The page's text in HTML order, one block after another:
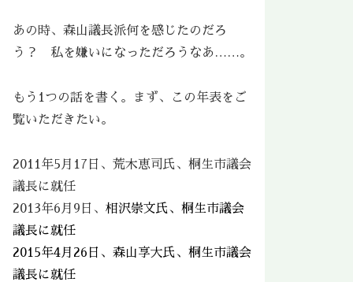
あの時、森山議長派何を感じたのだろ
う？ 私を嫌いになっただろうなあ……。
もう1つの話を書く。まず、この年表をご
覧いただきたい。
2011年5月17日、荒木恵司氏、桐生市議会
議長に就任
2013年6月9日、 相沢崇文氏、桐生市議会
議長に就任
2015年4月26日、森山享大氏、桐生市議会
議長に就任